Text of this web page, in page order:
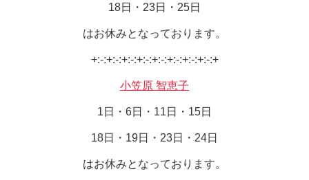
18日・23日・25日
はお休みとなっております。
+:-:+:-:+:-:+:-:+:-:+:-:+:-:+:-:+
小笠原 智恵子
1日・6日・11日・15日
18日・19日・23日・24日
はお休みとなっております。